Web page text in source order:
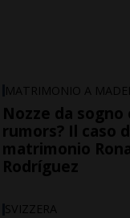
MATRIMONIO A
Nozze da sogno
rumors? Il caso
matrimonio
Rodríguez
SVIZZERA